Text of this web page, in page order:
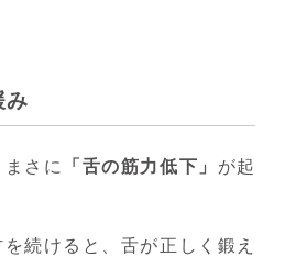
さに 「舌の筋力低下」 が起
続けると、舌が正しく鍛え